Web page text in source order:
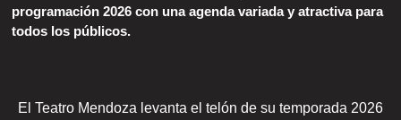
programación 2026 con una agenda variada y atractiva para
todos los públicos.
El Teatro Mendoza levanta el telón de su temporada 2026